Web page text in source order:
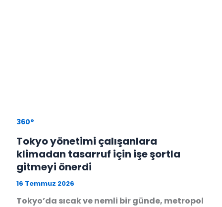
360°
Tokyo yönetimi çalışanlara
klimadan tasarruf için işe şortla
gitmeyi önerdi
16 Temmuz 2026
Tokyo’da sıcak ve nemli bir günde, metropol